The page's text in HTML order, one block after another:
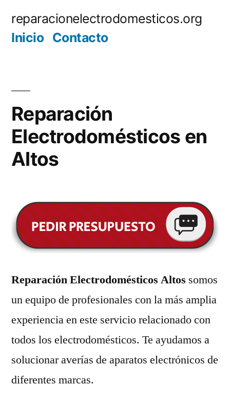
reparacionelectrodomesticos.org
Inicio Contacto
Reparación
Electrodomésticos en
Altos
Reparación Electrodomésticos Altos somos
un equipo de profesionales con la más amplia
experiencia en este servicio relacionado con
todos los electrodomésticos. Te ayudamos a
solucionar averías de aparatos electrónicos de
diferentes marcas.